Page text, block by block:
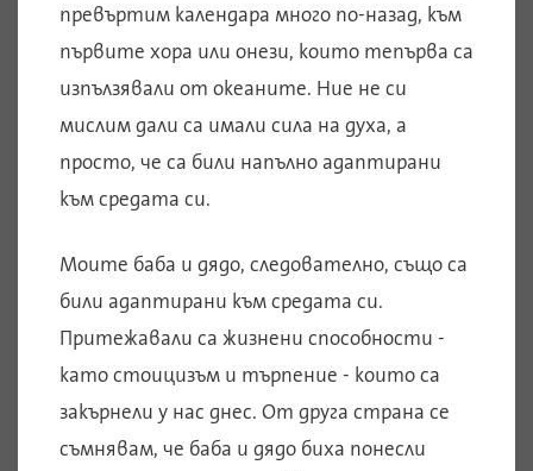
превъртим календара много по-назад, към
първите хора или онези, които тепърва са
изпълзявали от океаните. Ние не си
мислим дали са имали сила на духа, а
просто, че са били напълно адаптирани
към средата си.
Моите баба и дядо, следователно, също са
били адаптирани към средата си.
Притежавали са жизнени способности -
като стоицизъм и търпение - които са
закърнели у нас днес. От друга страна се
съмнявам, че баба и дядо биха понесли